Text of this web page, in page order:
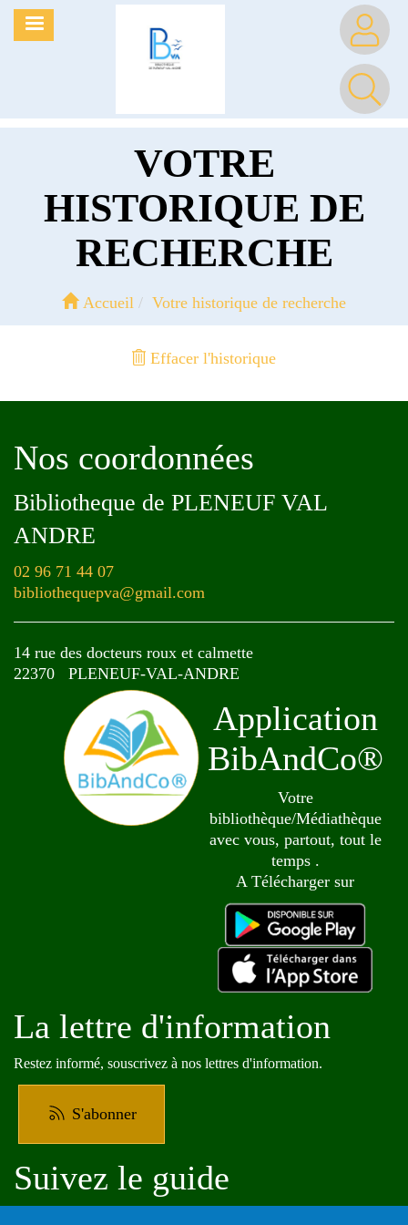
Aller
VOTRE
HISTORIQUE DE
RECHERCHE
Accueil Votre historique de recherche
Effacer l'historique
Nos coordonnées
Bibliotheque de PLENEUF VAL
ANDRE
02 96 71 44 07
bibliothequepva@gmail.com
14 rue des docteurs roux et calmette
22370 PLENEUF-VAL-ANDRE
Application
BibAndCo®
Votre
bibliothèque/Médiathèque
avec vous, partout, tout le
temps .
A Télécharger sur
La lettre d'information
Restez informé, souscrivez à nos lettres d'information.
S'abonner
Suivez le guide